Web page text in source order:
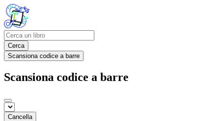
Cerca
Scansiona codice a barre
Scansiona codice a barre
Cancella